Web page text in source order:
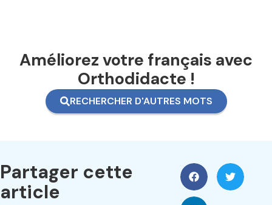
Améliorez votre français avec
Orthodidacte !
RECHERCHER D'AUTRES MOTS
Partager cette
article